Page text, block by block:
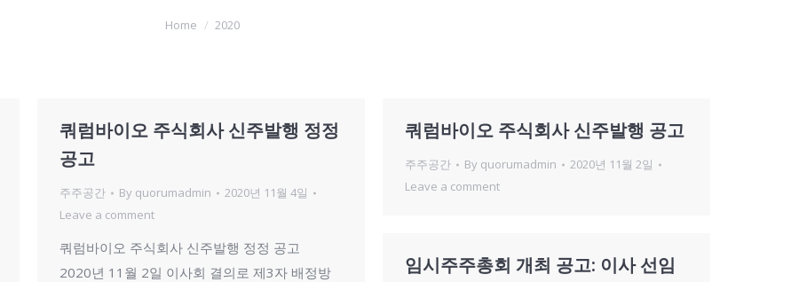
Home 2020
쿼럼바이오 주식회사 신주발행 정정
공고
주주공간 By quorumadmin
2020년 11월 4일
Leave a comment
쿼럼바이오 주식회사 신주발행 정정 공고
2020년 11월 2일 이사회 결의로 제3자 배정방
쿼럼바이오 주식회사 신주발행 공고
주주공간 By quorumadmin
2020년 11월 2일
Leave a comment
임시주주총회 개최 공고: 이사 선임